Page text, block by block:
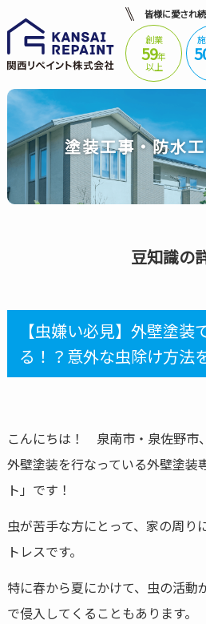
皆様に愛され
創業
59年
以上
塗装工事・防水
豆知識の
【虫嫌い必見】外壁塗装
る！？意外な虫除け方法
こんにちは！ 泉南市・泉佐野市
外壁塗装を行なっている外壁塗装
ト」です！
虫が苦手な方にとって、家の周り
トレスです。
特に春から夏にかけて、虫の活動
で侵入してくることもあります。